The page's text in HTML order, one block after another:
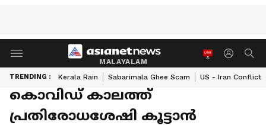
MALAYALAM
TRENDING : Kerala Rain Sabarimala Ghee Scam US - Iran Conflict
കൊവിഡ് കാലത്ത്
പ്രതിരോധശേഷി കൂട്ടാൻ